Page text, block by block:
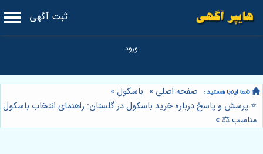
ثبت آگهی
صفحه اصلی » باسکول»
⭐️ پرسش و پاسخ درباره خرید باسکول در گلستان: راهنمای انتخاب باسکول
مناسب ⚖️ »